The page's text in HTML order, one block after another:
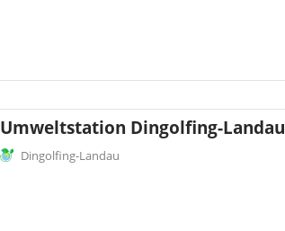
Umweltstation Dingolfing-Landau
Dingolfing-Landau